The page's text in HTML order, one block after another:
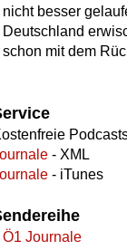
nicht besser
Deutschland
schon mit dem
- XML
- iTunes
Ö1 Journale